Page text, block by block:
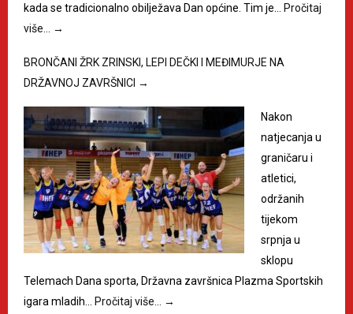
kada se tradicionalno obilježava Dan općine. Tim je…
Pročitaj
više…
→
BRONČANI ŽRK ZRINSKI, LEPI DEČKI I MEĐIMURJE NA
DRŽAVNOJ ZAVRŠNICI →
Nakon
natjecanja u
graničaru i
atletici,
održanih
tijekom
srpnja u
sklopu
Telemach Dana sporta, Državna završnica Plazma Sportskih
igara mladih…
Pročitaj više… →